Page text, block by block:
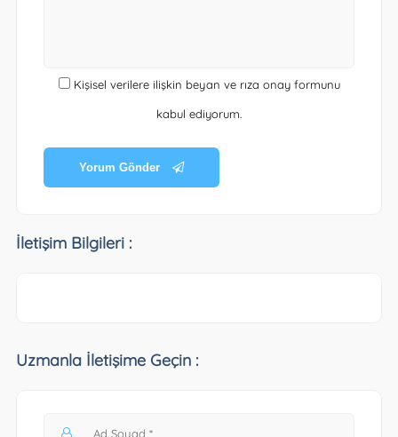
Kişisel verilere ilişkin beyan ve rıza onay formunu
kabul ediyorum.
Yorum Gönder
İletişim Bilgileri :
Uzmanla İletişime Geçin :